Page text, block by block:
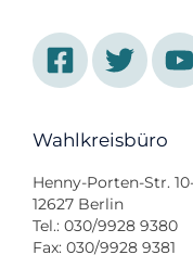
Wahlkreisbüro
Henny-Porten-Str.
12627 Berlin
Tel.: 030/9928 9380
Fax: 030/9928 9381